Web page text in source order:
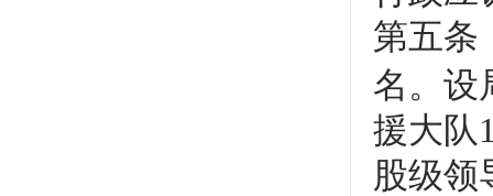
第五条
名。设
援大队
股级领